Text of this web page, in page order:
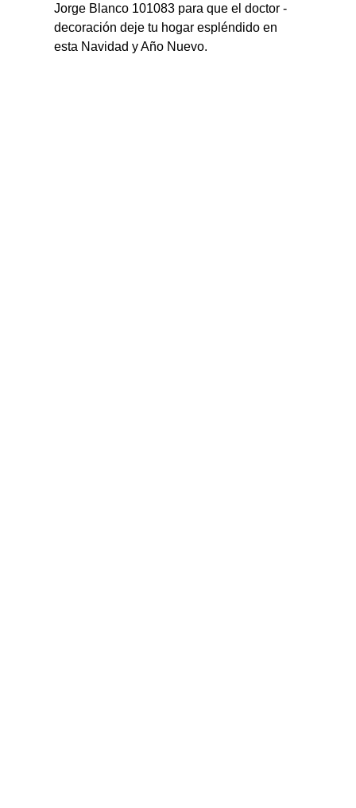
Jorge Blanco 101083 para que el doctor -
decoración deje tu hogar espléndido en
esta Navidad y Año Nuevo.